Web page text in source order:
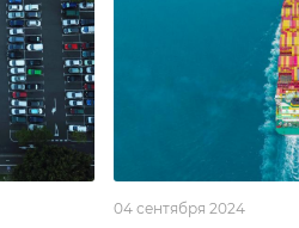
04 сентября 2024